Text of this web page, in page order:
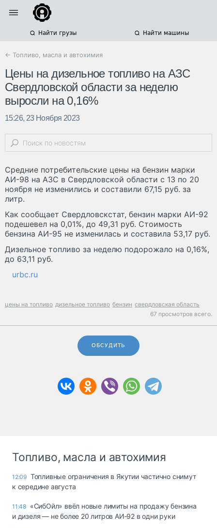
Найти грузы Найти машины
← Топливо, масла и автохимия
Цены на дизельное топливо на АЗС
Свердловской области за неделю
выросли на 0,16%
15:26, 23 Ноября 2023
Средние потребительские цены на бензин марки
АИ-98 на АЗС в Свердловской области с 13 по 20
ноября не изменились и составили 67,15 руб. за
литр.
Как сообщает Свердловскстат, бензин марки АИ-92
подешевел на 0,01%, до 49,31 руб. Стоимость
бензина АИ-95 не изменилась и составила 53,17 руб.
Дизельное топливо за неделю подорожало на 0,16%,
до 63,11 руб.
urbc.ru
цены на топливо дизельное топливо бензин свердловская область
67 просмотров всего.
ОБСУДИТЬ
Топливо, масла и автохимия
12:09 Топливные ограничения в Якутии частично снимут
к середине августа
11:48 «СибОйл» ввёл новые лимиты на продажу бензина
и дизеля — не более 20 литров АИ‑92 в одни руки